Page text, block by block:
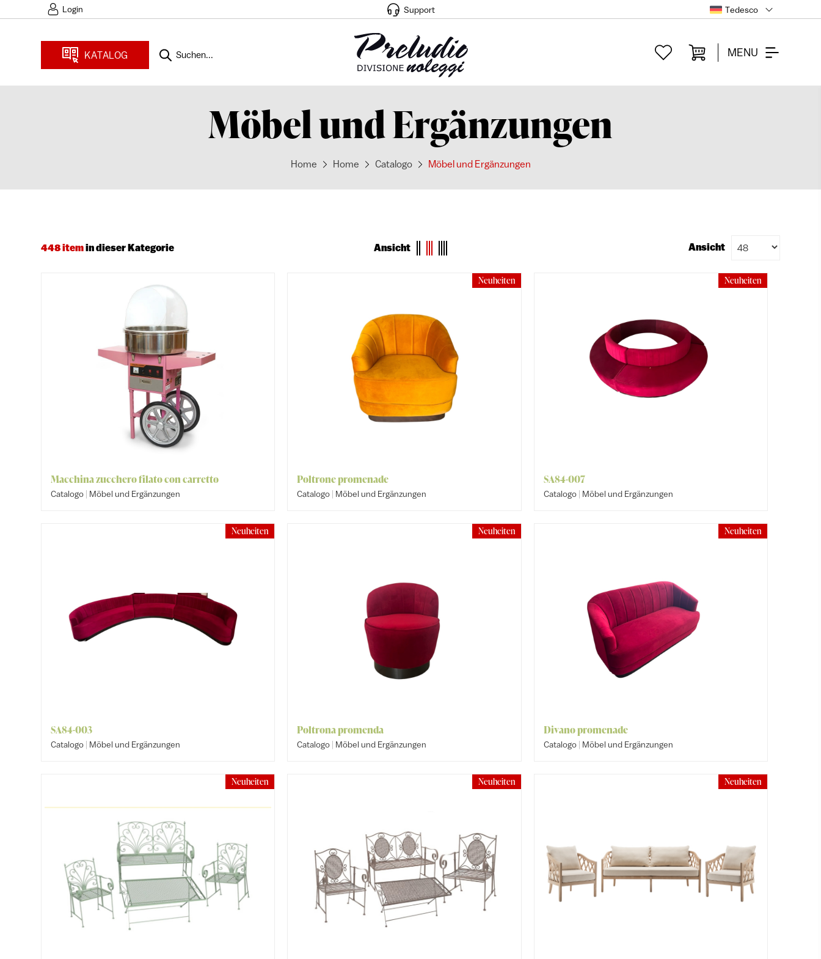
Login Support Tedesco
KATALOG Suchen... MENU
Möbel und Ergänzungen
Home Home Catalogo Möbel und Ergänzungen
448 itemin dieser Kategorie Ansicht Ansicht
Macchina zucchero filato con carretto
Catalogo | Möbel und Ergänzungen
Neuheiten
Poltrone promenade
Catalogo | Möbel und Ergänzungen
Neuheiten
SA84-007
Catalogo | Möbel und Ergänzungen
Neuheiten
SA84-003
Catalogo | Möbel und Ergänzungen
Neuheiten
Poltrona promenda
Catalogo | Möbel und Ergänzungen
Neuheiten
Divano promenade
Catalogo | Möbel und Ergänzungen
Neuheiten Neuheiten Neuheiten